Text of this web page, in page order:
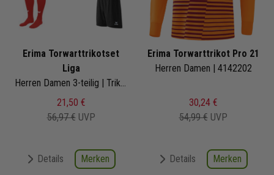
Erima Torwarttrikotset
Liga
21,50 €
56,97 € UVP
Details Merken
Erima Torwarttrikot Pro 21
Herren Damen | 4142202
30,24 €
54,99 € UVP
Details Merken